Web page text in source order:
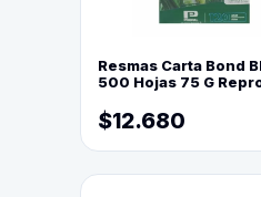
Resmas Carta Bond
500 Hojas 75 G
$12.680